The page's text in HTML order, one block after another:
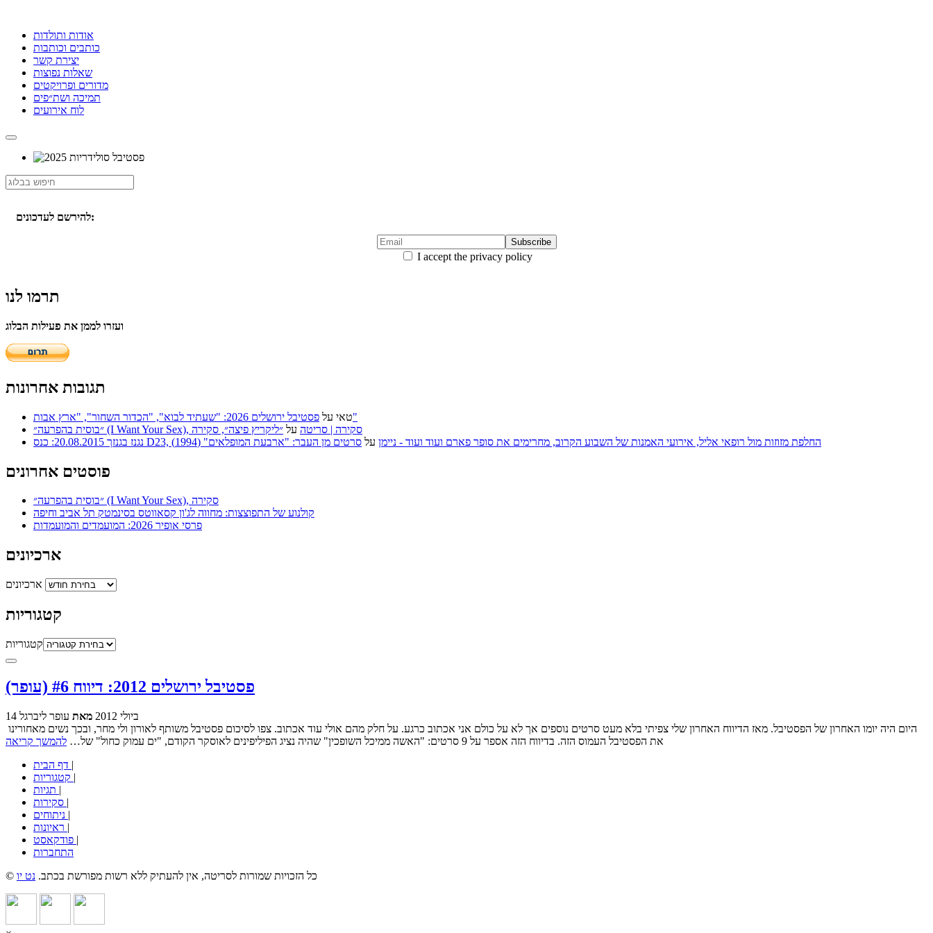
אודות ותולדות
כותבים וכותבות
יצירת קשר
שאלות נפוצות
מדורים ופרויקטים
תמיכה ושת״פים
לוח אירועים
להירשם לעדכונים:
I accept the privacy policy
תרמו לנו
ועזרו לממן את פעילות הבלוג
תגובות אחרונות
טאי על
פסטיבל ירושלים 2026: "שעתיד לבוא", "הכדור השחור", "ארץ אבות"
״בוסית בהפרעה״ (I Want Your Sex), סקירה | סריטה על ״ליקריץ פיצה״, סקירה
נגנז בגנזך 20.08.2015: כנס D23, החלפת מזוזות מול רופאי אליל, אירועי האמנות של השבוע הקרוב, מחרימים את סופר פארם ועוד ועוד - ניימן על סרטים מן העבר: "ארבעת המופלאים" (1994)
פוסטים אחרונים
״בוסית בהפרעה״ (I Want Your Sex), סקירה
קולנוע של התפוצצות: מחווה לג'ון קסאווטס בסינמטק תל אביב וחיפה
פרסי אופיר 2026: המועמדים והמועמדות
ארכיונים
ארכיונים
קטגוריות
קטגוריות
פסטיבל ירושלים 2012: דיווח #6 (עופר)
14 ביולי 2012 מאת עופר ליברגל
את הפסטיבל העמוס הזה. בדיווח הזה אספר על 9 סרטים: "האשה ממיכל השופכין" שהיה נציג הפיליפינים לאוסקר הקודם, "ים עמוק כחול" של…
להמשך קריאה
|
|
|
|
|
|
|
התחברות
© כל הזכויות שמורות לסריטה, אין להעתיק ללא רשות מפורשת בכתב. נט יו